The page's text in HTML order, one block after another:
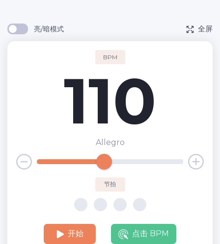
亮/暗模式 全屏
BPM
110
Allegro
节拍
开始 点击 BPM